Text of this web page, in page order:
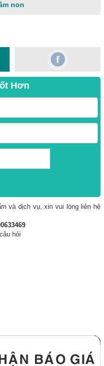
non
Hơn
và dịch vụ, xin vui lòng liên hệ
hỏi